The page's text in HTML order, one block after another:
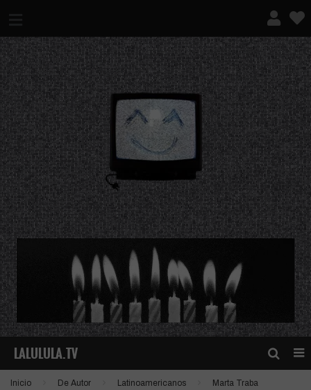
¿QUÉ ES ESTO?
Inicio De Autor Latinoamericanos Marta Traba